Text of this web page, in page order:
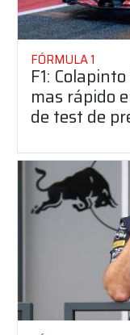
FÓRMULA 1
F1:
mas rápido
de test de